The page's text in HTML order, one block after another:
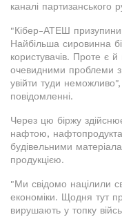
каналі партизанського
"Кібер-АТЕШ
Найбільша сировинна
користувачів. Проте є
очевидними проблеми з
увійти туди
повідомленні.
Через цю біржу
нафтою,
будівельними
продукцією.
"Ми свідомо націлили
економіки. Щодня тут
вирушають у топку